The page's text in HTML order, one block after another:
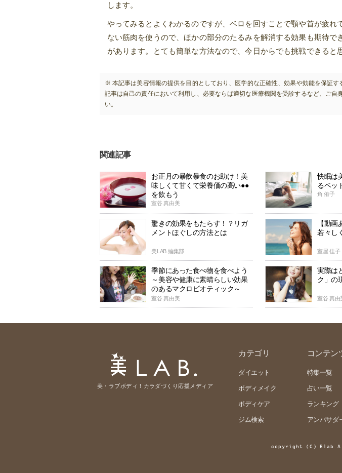
します。
やってみるとよくわかるのですが、ベロを回すことで顎や首が疲れ
ない筋肉を使うので、ほかの部分のたるみを解消する効果も期待で
があります。とても簡単な方法なので、今日からでも挑戦できると
※ 本記事は美容情報の提供を目的としており、医学的な正確性、効果や効能を保証す
記事は自己の責任において利用し、必要ならば適切な医療機関を受診するなど、ご自
い。
関連記事
お正月の暴飲暴食のお助け！美
味しくて甘くて栄養価の高い●●
を飲もう
室谷 真由美
快眠は
るベッ
角 侑子
驚きの効果をもたらす！？リガ
メントほぐしの方法とは
美LAB.編集部
【動
若々し
室屋 佳子
季節にあった食べ物を食べよう
～美容や健康に素晴らしい効果
のあるマクロビオティック～
室谷 真由美
実際は
ク」の
室谷 真由
美・ラブボディ！カラダづくり応援メディア
カテゴリ
ダイエット
ボディメイク
ボディケア
ジム検索
コンテン
特集一覧
占い一覧
ランキング
アンバサダ
copyright (C) Blab